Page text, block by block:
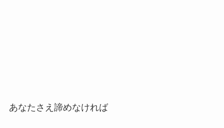
あなたさえ諦めなければ